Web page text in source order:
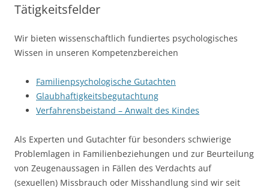
Tätigkeitsfelder
Wir bieten wissenschaftlich fundiertes psychologisches
Wissen in unseren Kompetenzbereichen
Familienpsychologische Gutachten
Glaubhaftigkeitsbegutachtung
Verfahrensbeistand – Anwalt des Kindes
Als Experten und Gutachter für besonders schwierige
Problemlagen in Familienbeziehungen und zur Beurteilung
von Zeugenaussagen in Fällen des Verdachts auf
(sexuellen) Missbrauch oder Misshandlung sind wir seit